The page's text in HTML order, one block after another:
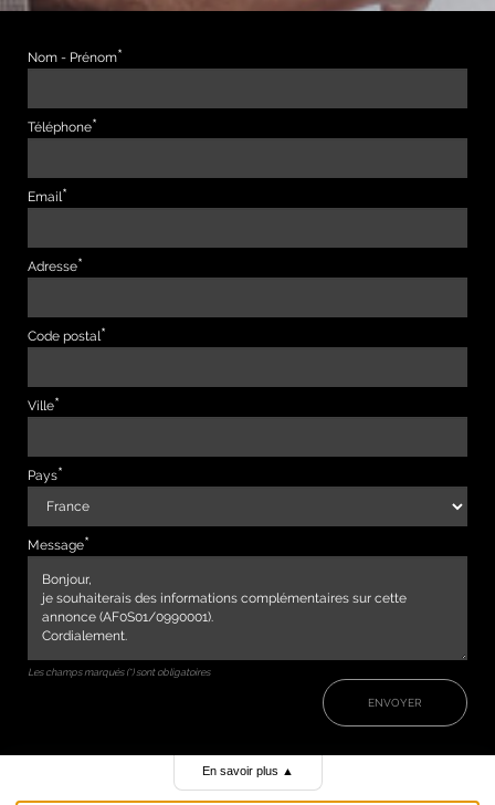
Nom - Prénom
Téléphone
Email
Adresse
Code postal
Ville
Pays
Message
Les champs marqués (*) sont obligatoires
ENVOYER
En savoir plus ▲